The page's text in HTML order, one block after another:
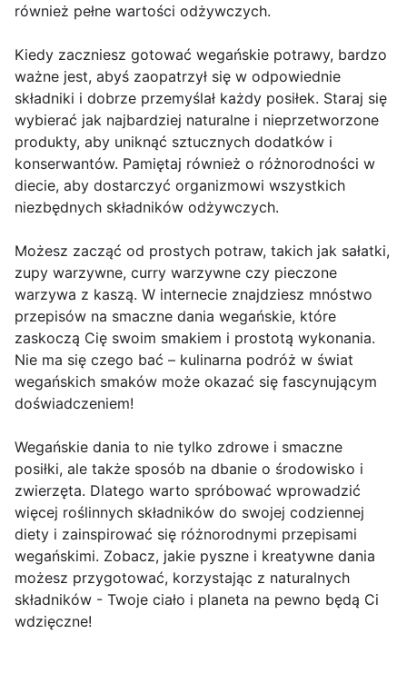
również pełne wartości odżywczych.
Kiedy zaczniesz gotować wegańskie potrawy, bardzo
ważne jest, abyś zaopatrzył się w odpowiednie
składniki i dobrze przemyślał każdy posiłek. Staraj się
wybierać jak najbardziej naturalne i nieprzetworzone
produkty, aby uniknąć sztucznych dodatków i
konserwantów. Pamiętaj również o różnorodności w
diecie, aby dostarczyć organizmowi wszystkich
niezbędnych składników odżywczych.
Możesz zacząć od prostych potraw, takich jak sałatki,
zupy warzywne, curry warzywne czy pieczone
warzywa z kaszą. W internecie znajdziesz mnóstwo
przepisów na smaczne dania wegańskie, które
zaskoczą Cię swoim smakiem i prostotą wykonania.
Nie ma się czego bać – kulinarna podróż w świat
wegańskich smaków może okazać się fascynującym
doświadczeniem!
Wegańskie dania to nie tylko zdrowe i smaczne
posiłki, ale także sposób na dbanie o środowisko i
zwierzęta. Dlatego warto spróbować wprowadzić
więcej roślinnych składników do swojej codziennej
diety i zainspirować się różnorodnymi przepisami
wegańskimi. Zobacz, jakie pyszne i kreatywne dania
możesz przygotować, korzystając z naturalnych
składników - Twoje ciało i planeta na pewno będą Ci
wdzięczne!